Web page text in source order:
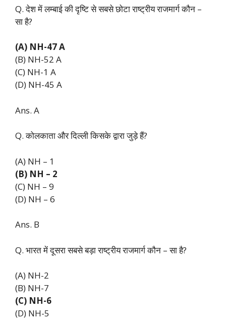
Q. देश में लम्बाई की दृष्टि से सबसे छोटा राष्ट्रीय राजमार्ग कौन –
सा है?
(A) NH-47 A
(B) NH-52 A
(C) NH-1 A
(D) NH-45 A
Ans. A
Q. कोलकाता और दिल्ली किसके द्वारा जुड़े हैं?
(A) NH – 1
(B) NH – 2
(C) NH – 9
(D) NH – 6
Ans. B
Q. भारत में दूसरा सबसे बड़ा राष्ट्रीय राजमार्ग कौन – सा है?
(A) NH-2
(B) NH-7
(C) NH-6
(D) NH-5